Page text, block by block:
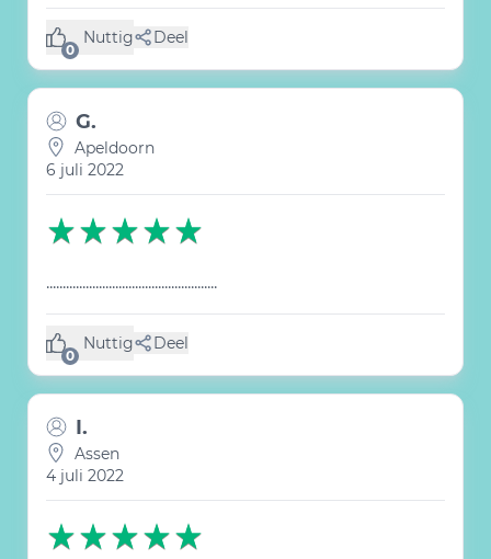
0
Nuttig
(0 like) Deel
G.
Apeldoorn
6 juli 2022
....................................................
0
Nuttig
(0 like) Deel
I.
Assen
4 juli 2022